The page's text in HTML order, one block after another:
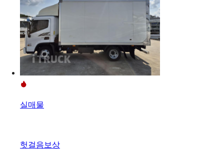
실매물
헛걸음보상